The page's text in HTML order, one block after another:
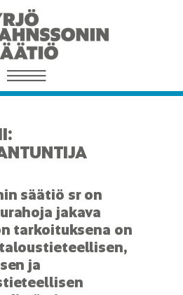
säätiö sr on
jakava
tarkoituksena on
ja